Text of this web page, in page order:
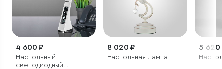
4 600 ₽
Настольный
светодиодный
8 020 ₽
Настольная лампа
5 620